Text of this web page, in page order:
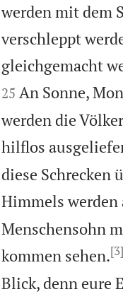
werden mit dem
verschleppt
gleichgemacht
25 An Sonne,
werden die
hilflos
diese Schrecken
Himmels werden
Menschensohn
kommen sehen.[3]
Blick, denn eure